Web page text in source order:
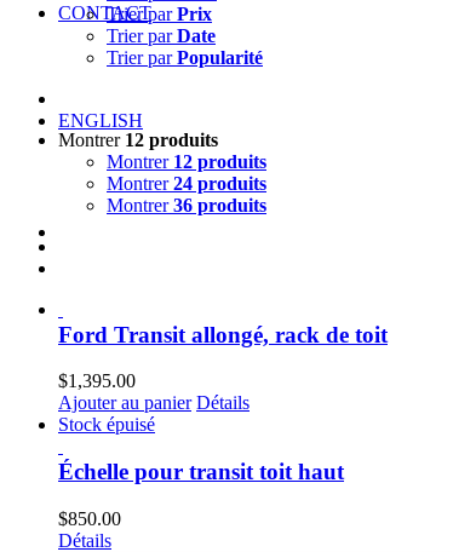
CONTACT
ENGLISH
Trier parPrix
Trier parDate
Trier parPopularité
Montrer 12 produits
Montrer 12 produits
Montrer24 produits
Montrer36 produits
Ford Transit allongé, rack de toit
$1,395.00
Ajouter au panier Détails
Stock épuisé
Échelle pour transit toit haut
$850.00
Détails